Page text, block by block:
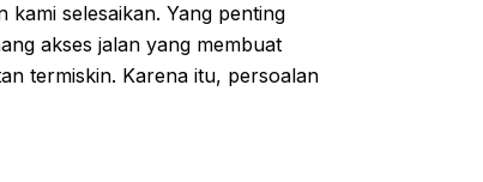
kami selesaikan. Yang penting
akses jalan yang membuat
termiskin. Karena itu, persoalan